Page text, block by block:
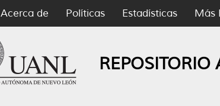
Acerca de Políticas Estadísticas Más